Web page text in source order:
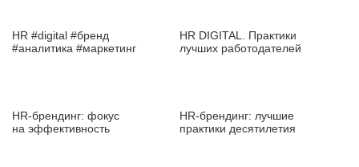
HR #digital #бренд
#аналитика #маркетинг
HR DIGITAL. Практики
лучших работодателей
HR‑брендинг: фокус
на эффективность
HR‑брендинг: лучшие
практики десятилетия